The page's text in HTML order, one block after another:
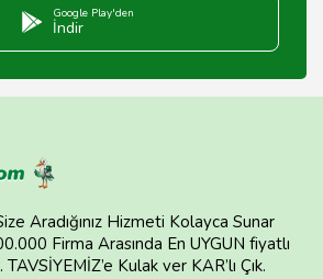
Google Play'den
İndir
Aradığınız Hizmeti Kolayca Sunar
Firma Arasında En UYGUN fiyatlı
Kulak ver KAR’lı Çık.